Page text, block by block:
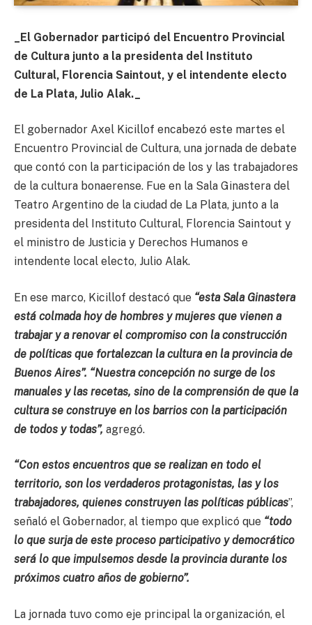
_El Gobernador participó del Encuentro Provincial
de Cultura junto a la presidenta del Instituto
Cultural, Florencia Saintout, y el intendente electo
de La Plata, Julio Alak._
El gobernador Axel Kicillof encabezó este martes el
Encuentro Provincial de Cultura, una jornada de debate
que contó con la participación de los y las trabajadores
de la cultura bonaerense. Fue en la Sala Ginastera del
Teatro Argentino de la ciudad de La Plata, junto a la
presidenta del Instituto Cultural, Florencia Saintout y
el ministro de Justicia y Derechos Humanos e
intendente local electo, Julio Alak.
En ese marco, Kicillof destacó que “esta Sala Ginastera
está colmada hoy de hombres y mujeres que vienen a
trabajar y a renovar el compromiso con la construcción
de políticas que fortalezcan la cultura en la provincia de
Buenos Aires”. “Nuestra concepción no surge de los
manuales y las recetas, sino de la comprensión de que la
cultura se construye en los barrios con la participación
de todos y todas”, agregó.
“Con estos encuentros que se realizan en todo el
territorio, son los verdaderos protagonistas, las y los
trabajadores, quienes construyen las políticas públicas”,
señaló el Gobernador, al tiempo que explicó que “todo
lo que surja de este proceso participativo y democrático
será lo que impulsemos desde la provincia durante los
próximos cuatro años de gobierno”.
La jornada tuvo como eje principal la organización, el